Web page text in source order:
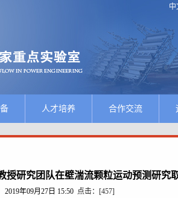
中
人才培养 合作交流
授研究团队在壁湍流颗粒运动预测研究
2019年09月27日 15:50 点击：[457]